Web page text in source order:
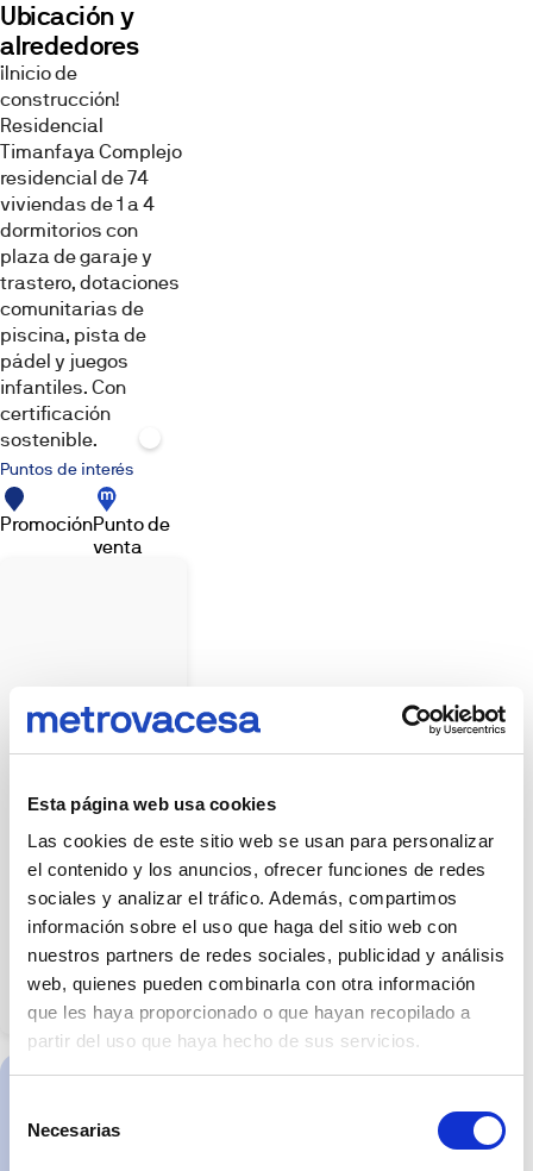
Esta página web usa cookies
Las cookies de este sitio web se usan para personalizar
el contenido y los anuncios, ofrecer funciones de redes
sociales y analizar el tráfico. Además, compartimos
información sobre el uso que haga del sitio web con
nuestros partners de redes sociales, publicidad y análisis
web, quienes pueden combinarla con otra información
que les haya proporcionado o que hayan recopilado a
partir del uso que haya hecho de sus servicios.
Necesarias
Ubicación y
alrededores
¡Inicio de
construcción!
Residencial
Timanfaya Complejo
residencial de 74
viviendas de 1 a 4
dormitorios con
plaza de garaje y
trastero, dotaciones
comunitarias de
piscina, pista de
pádel y juegos
infantiles. Con
certificación
sostenible.
Puntos de interés
PromociónPunto de
venta
nº 1, 41018.
Salón Cocina Dormitorio
Baño Otros
Imágenes,
infografías
y
3D
con
fines
ilustrativos.
amueblamiento,
entregable
expresamente.
imágenes
reflejar
exactitud
dimensiones,
acabados,
materiales
equipamientos.
La
información